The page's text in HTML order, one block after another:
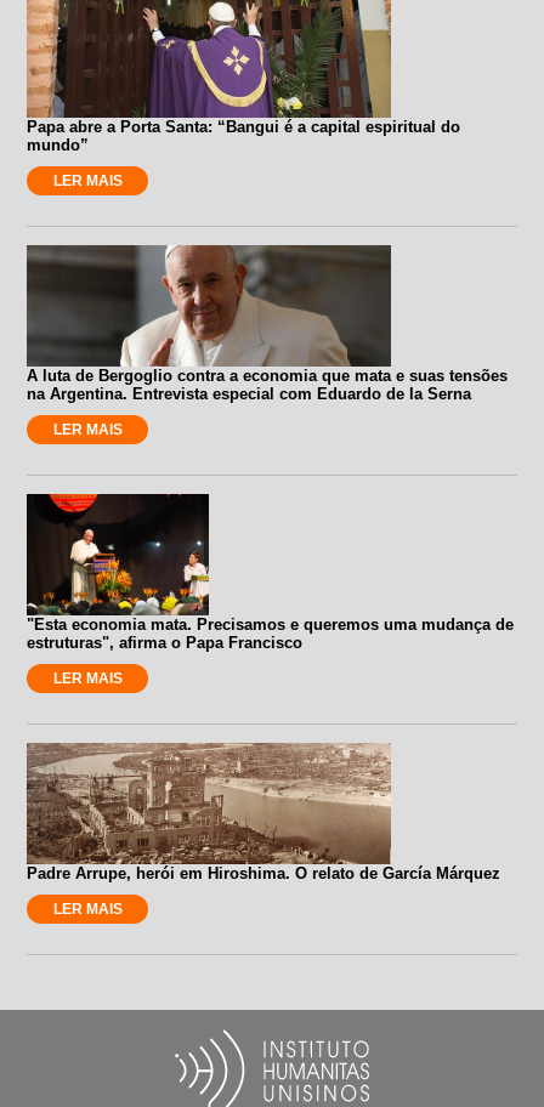
Papa abre a Porta Santa: “Bangui é a capital espiritual do
mundo”
LER MAIS
A luta de Bergoglio contra a economia que mata e suas tensões
na Argentina. Entrevista especial com Eduardo de la Serna
LER MAIS
"Esta economia mata. Precisamos e queremos uma mudança de
estruturas", afirma o Papa Francisco
LER MAIS
Padre Arrupe, herói em Hiroshima. O relato de García Márquez
LER MAIS